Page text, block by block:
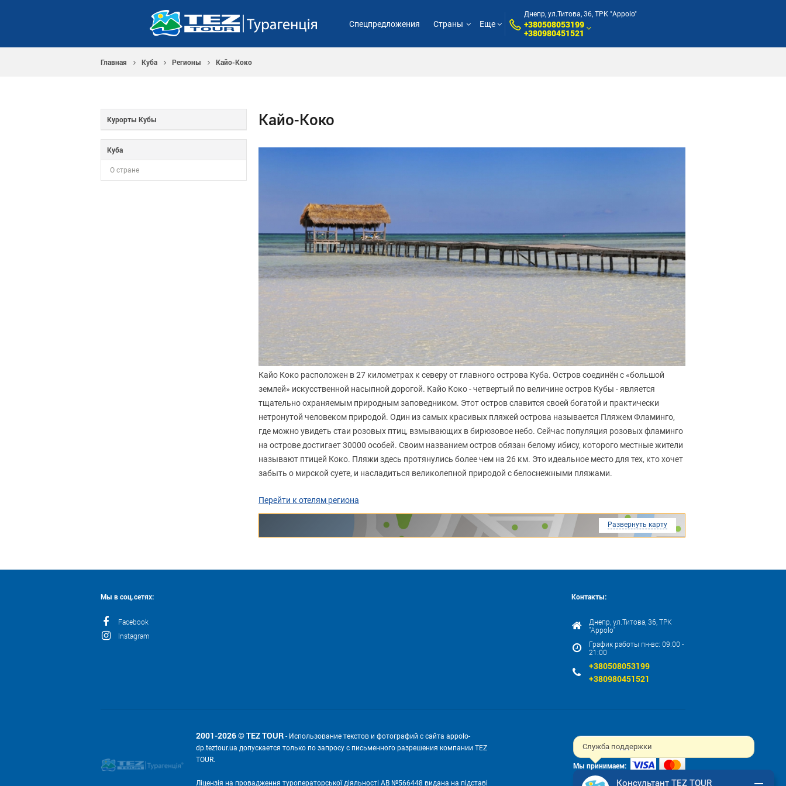
Спецпредложения Страны Еще
Днепр, ул.Титова, 36, ТРК "Appolo"
+380508053199
+380980451521
Главная Куба Регионы Кайо-Коко
Курорты Кубы
Куба
О стране
Кайо-Коко
Кайо Коко расположен в 27 километрах к северу от главного острова Куба. Остров соединён с «большой
землей» искусственной насыпной дорогой. Кайо Коко - четвертый по величине остров Кубы - является
тщательно охраняемым природным заповедником. Этот остров славится своей богатой и практически
нетронутой человеком природой. Один из самых красивых пляжей острова называется Пляжем Фламинго,
где можно увидеть стаи розовых птиц, взмывающих в бирюзовое небо. Сейчас популяция розовых фламинго
на острове достигает 30000 особей. Своим названием остров обязан белому ибису, которого местные жители
называют птицей Коко. Пляжи здесь протянулись более чем на 26 км. Это идеальное место для тех, кто хочет
забыть о мирской суете, и насладиться великолепной природой с белоснежными пляжами.
Перейти к отелям региона
Развернуть карту
Служба поддержки
Консультант TEZ TOUR
Мы в соц.сетях:
Facebook
Instagram
Контакты:
Днепр, ул.Титова, 36, ТРК
"Appolo"
График работы пн-вс: 09:00 -
21:00
+380508053199
+380980451521
2001-2026 © TEZ TOUR - Использование текстов и фотографий с сайта appolo-
dp.teztour.ua допускается только по запросу с письменного разрешения компании TEZ
TOUR.
Ліцензія на провадження туроператорської діяльності АВ №566448 видана на підставі
Мы принимаем: